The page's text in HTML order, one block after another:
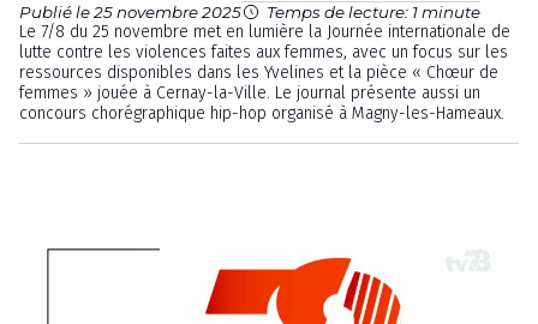
Publié le 25 novembre 2025 Temps de lecture: 1 minute
Le 7/8 du 25 novembre met en lumière la Journée internationale de
lutte contre les violences faites aux femmes, avec un focus sur les
ressources disponibles dans les Yvelines et la pièce « Chœur de
femmes » jouée à Cernay-la-Ville. Le journal présente aussi un
concours chorégraphique hip-hop organisé à Magny-les-Hameaux.